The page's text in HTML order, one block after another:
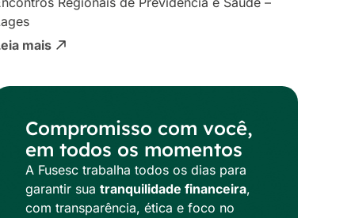
mais
Compromisso com você,
em todos os momentos
A Fusesc trabalha todos os dias para
garantir sua tranquilidade financeira,
com transparência, ética e foco no